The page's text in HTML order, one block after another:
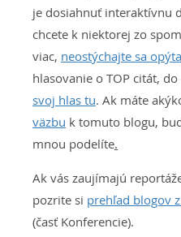
je dosiahnuť interaktívnu
chcete k niektorej zo
viac, neostýchajte sa
hlasovanie o TOP citát,
svoj hlas tu. Ak máte
väzbu k tomuto blogu,
mnou podelíte.
Ak vás zaujímajú
pozrite si prehľad blogov
(časť Konferencie).